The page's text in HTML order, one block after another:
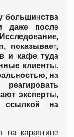
большинства
даже после
показывает,
и кафе туда
клиенты.
на
эксперты,
на
на карантине